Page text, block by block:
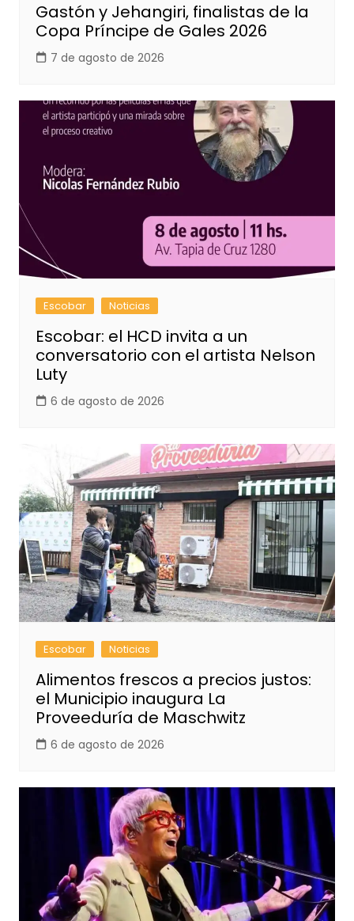
Gastón y Jehangiri, finalistas de la
Copa Príncipe de Gales 2026
7 de agosto de 2026
Escobar Noticias
Escobar: el HCD invita a un
conversatorio con el artista Nelson
Luty
6 de agosto de 2026
Escobar Noticias
Alimentos frescos a precios justos:
el Municipio inaugura La
Proveeduría de Maschwitz
6 de agosto de 2026